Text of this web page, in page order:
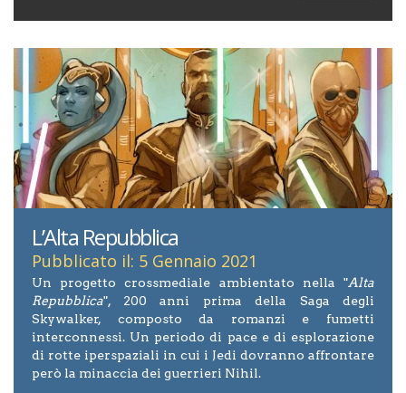
L’Alta Repubblica
Pubblicato il: 5 Gennaio 2021
Un progetto crossmediale ambientato nella "Alta
Repubblica", 200 anni prima della Saga degli
Skywalker, composto da romanzi e fumetti
interconnessi. Un periodo di pace e di esplorazione
di rotte iperspaziali in cui i Jedi dovranno affrontare
però la minaccia dei guerrieri Nihil.